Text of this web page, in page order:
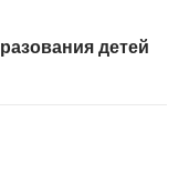
детей